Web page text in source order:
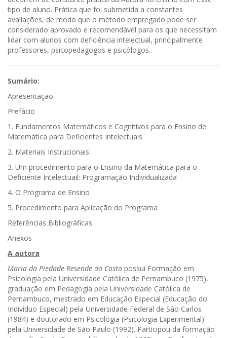
tipo de aluno. Prática que foi submetida a constantes
avaliações, de modo que o método empregado pode ser
considerado aprovado e recomendável para os que necessitam
lidar com alunos com deficiência intelectual, principalmente
professores, psicopedagogos e psicólogos.
Sumário:
Apresentação
Prefácio
1. Fundamentos Matemáticos e Cognitivos para o Ensino de
Matemática para Deficientes Intelectuais
2. Materiais Instrucionais
3. Um procedimento para o Ensino da Matemática para o
Deficiente Intelectuail: Programação Individualizada
4. O Programa de Ensino
5. Procedimento para Aplicação do Programa
Referências Bibliográficas
Anexos
A autora
Maria da Piedade Resende da Costa possui Formação em
Psicologia pela Universidade Católica de Pernambuco (1975),
graduação em Pedagogia pela Universidade Católica de
Pernambuco, mestrado em Educação Especial (Educação do
Indivíduo Especial) pela Universidade Federal de São Carlos
(1984) e doutorado em Psicologia (Psicologia Experimental)
pela Universidade de São Paulo (1992). Participou da formação